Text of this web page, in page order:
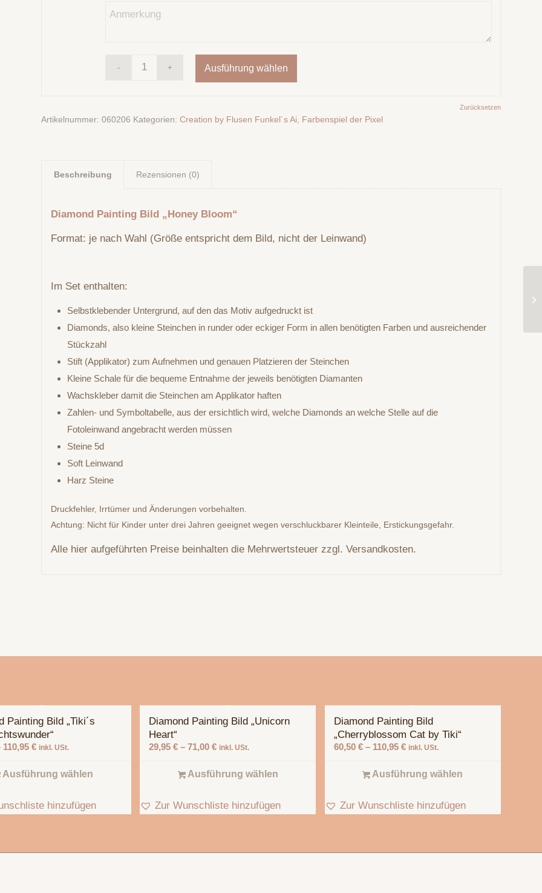
Zurücksetzen
Ausführung wählen
Artikelnummer:060206 Kategorien:Creation by Flusen Funkel´s Ai Farbenspiel der Pixel
Beschreibung Rezensionen (0)
Diamond Painting Bild „Honey Bloom“
Format: je nach Wahl (Größe entspricht dem Bild, nicht der Leinwand)
Im Set enthalten:
Selbstklebender Untergrund, auf den das Motiv aufgedruckt ist
Diamonds, also kleine Steinchen in runder oder eckiger Form in allen benötigten Farben und ausreichender
Stückzahl
Stift (Applikator) zum Aufnehmen und genauen Platzieren der Steinchen
Kleine Schale für die bequeme Entnahme der jeweils benötigten Diamanten
Wachskleber damit die Steinchen am Applikator haften
Zahlen- und Symboltabelle, aus der ersichtlich wird, welche Diamonds an welche Stelle auf die
Fotoleinwand angebracht werden müssen
Steine 5d
Soft Leinwand
Harz Steine
Druckfehler, Irrtümer und Änderungen vorbehalten.
Achtung: Nicht für Kinder unter drei Jahren geeignet wegen verschluckbarer Kleinteile, Erstickungsgefahr.
Alle hier aufgeführten Preise beinhalten die Mehrwertsteuer zzgl. Versandkosten.
Painting Bild „Tiki´s
110,95 € inkl. USt.
Ausführung wählen
hinzufügen
Diamond Painting Bild „Unicorn
Heart“
29,95€ –71,00€ inkl. USt.
Ausführung wählen
Zur Wunschliste hinzufügen
Diamond Painting Bild
„Cherryblossom Cat by Tiki“
60,50 €– 110,95 € inkl. USt.
Ausführung wählen
Zur Wunschliste hinzufügen